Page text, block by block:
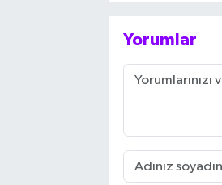
Yorumlar